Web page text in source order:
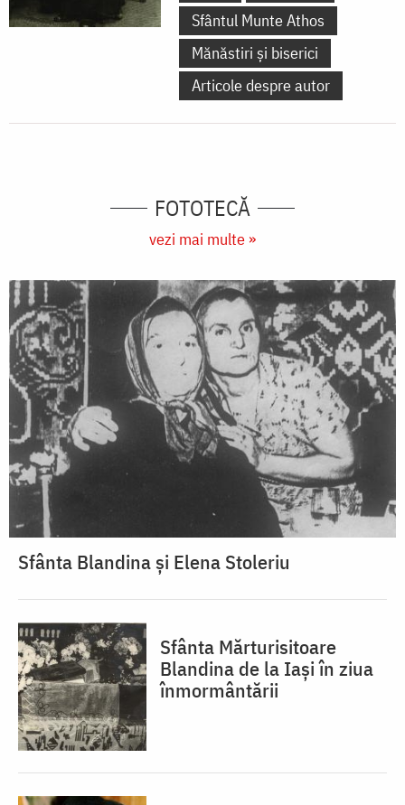
Sfântul Munte Athos
Mănăstiri și biserici
Articole despre autor
FOTOTECĂ
vezi mai multe »
Sfânta Blandina și Elena Stoleriu
Sfânta Mărturisitoare
Blandina de la Iași în ziua
înmormântării